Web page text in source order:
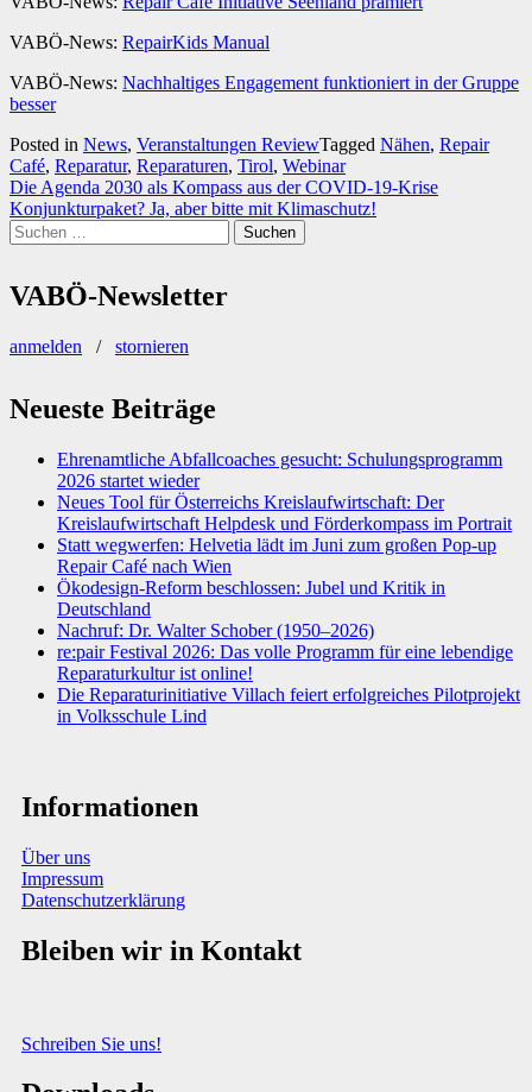
VABÖ-News: RepairKids Manual
VABÖ-News: Nachhaltiges Engagement funktioniert in der Gruppe
besser
Posted in News, Veranstaltungen ReviewTagged Nähen, Repair
Café, Reparatur, Reparaturen, Tirol, Webinar
Beitragsnavigation
Die Agenda 2030 als Kompass aus der COVID-19-Krise
Konjunkturpaket? Ja, aber bitte mit Klimaschutz!
Suchen
nach:
VABÖ-Newsletter
anmelden / stornieren
Neueste Beiträge
Ehrenamtliche Abfallcoaches gesucht: Schulungsprogramm
2026 startet wieder
Neues Tool für Österreichs Kreislaufwirtschaft: Der
Kreislaufwirtschaft Helpdesk und Förderkompass im Portrait
Statt wegwerfen: Helvetia lädt im Juni zum großen Pop-up
Repair Café nach Wien
Ökodesign-Reform beschlossen: Jubel und Kritik in
Deutschland
Nachruf: Dr. Walter Schober (1950–2026)
re:pair Festival 2026: Das volle Programm für eine lebendige
Reparaturkultur ist online!
Die Reparaturinitiative Villach feiert erfolgreiches Pilotprojekt
in Volksschule Lind
Informationen
Über uns
Impressum
Datenschutzerklärung
Bleiben wir in Kontakt
Schreiben Sie uns!